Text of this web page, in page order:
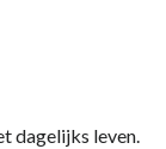
dagelijks leven.